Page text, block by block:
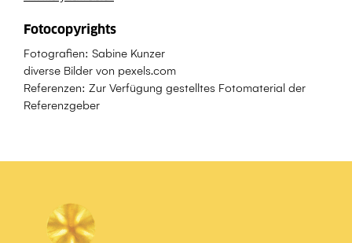
Fotocopyrights
Fotografien: Sabine Kunzer
diverse Bilder von pexels.com
Referenzen: Zur Verfügung gestelltes Fotomaterial der
Referenzgeber